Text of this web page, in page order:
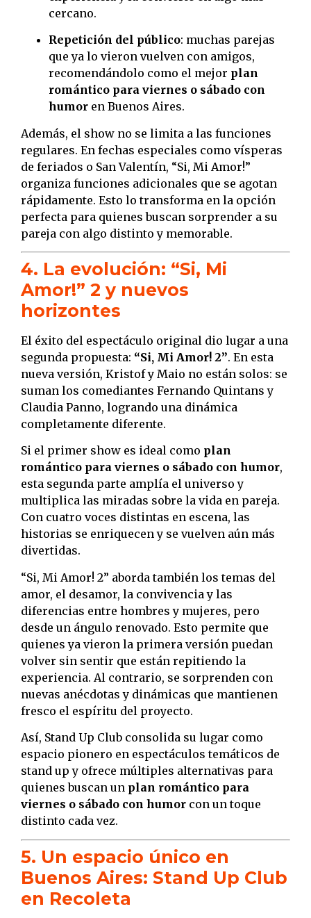
cercano.
Repetición del público: muchas parejas
que ya lo vieron vuelven con amigos,
recomendándolo como el mejor plan
romántico para viernes o sábado con
humor en Buenos Aires.
Además, el show no se limita a las funciones
regulares. En fechas especiales como vísperas
de feriados o San Valentín, “Si, Mi Amor!”
organiza funciones adicionales que se agotan
rápidamente. Esto lo transforma en la opción
perfecta para quienes buscan sorprender a su
pareja con algo distinto y memorable.
4. La evolución: “Si, Mi
Amor!” 2 y nuevos
horizontes
El éxito del espectáculo original dio lugar a una
segunda propuesta: “Si, Mi Amor! 2”. En esta
nueva versión, Kristof y Maio no están solos: se
suman los comediantes Fernando Quintans y
Claudia Panno, logrando una dinámica
completamente diferente.
Si el primer show es ideal como plan
romántico para viernes o sábado con humor,
esta segunda parte amplía el universo y
multiplica las miradas sobre la vida en pareja.
Con cuatro voces distintas en escena, las
historias se enriquecen y se vuelven aún más
divertidas.
“Si, Mi Amor! 2” aborda también los temas del
amor, el desamor, la convivencia y las
diferencias entre hombres y mujeres, pero
desde un ángulo renovado. Esto permite que
quienes ya vieron la primera versión puedan
volver sin sentir que están repitiendo la
experiencia. Al contrario, se sorprenden con
nuevas anécdotas y dinámicas que mantienen
fresco el espíritu del proyecto.
Así, Stand Up Club consolida su lugar como
espacio pionero en espectáculos temáticos de
stand up y ofrece múltiples alternativas para
quienes buscan un plan romántico para
viernes o sábado con humor con un toque
distinto cada vez.
5. Un espacio único en
Buenos Aires: Stand Up Club
en Recoleta